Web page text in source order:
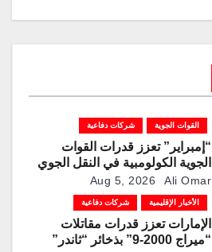
القوات الجوية شركات دفاعية
“إمبراير” تعزز قدرات القوات
الجوية الكولومبية في النقل الجوي
والتزوّد بالوقود جوًا من خلال
تزويدها بطائرتي “كيه سي-390
ميلينيوم”
Aug 5, 2026 Ali Omar
الأخبار الإقليمية شركات دفاعية
الإمارات تعزز قدرات مقاتلات
“ميراج 2000-9” بذخائر “ثاندر”